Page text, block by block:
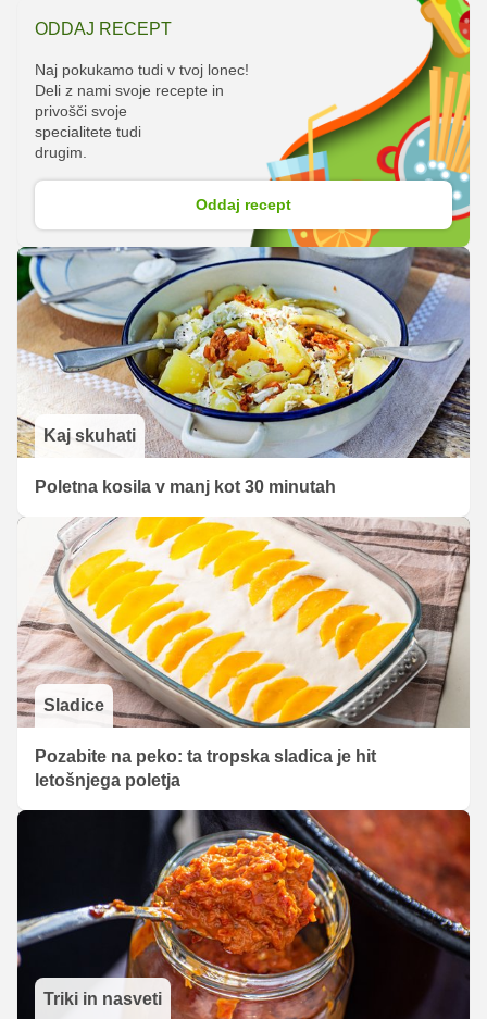
po lastni recepturi razvil specialno omako, ki jo že lahko
ODDAJ RECEPT
Naj pokukamo tudi v tvoj lonec!
Deli z nami svoje recepte in
privošči svoje
specialitete tudi
drugim.
Oddaj recept
Kaj skuhati
Poletna kosila v manj kot 30 minutah
Sladice
Pozabite na peko: ta tropska sladica je hit
letošnjega poletja
Triki in nasveti